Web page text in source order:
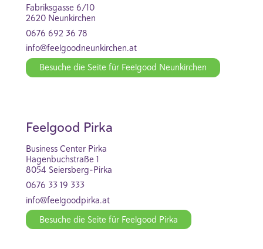
Fabriksgasse 6/10
2620 Neunkirchen
0676 692 36 78
info@feelgoodneunkirchen.at
Besuche die Seite für Feelgood Neunkirchen
Feelgood Pirka
Business Center Pirka
Hagenbuchstraße 1
8054 Seiersberg-Pirka
0676 33 19 333
info@feelgoodpirka.at
Besuche die Seite für Feelgood Pirka